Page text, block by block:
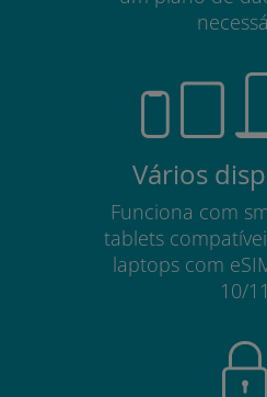
Vários
Funciona com
tablets
laptops com
10/11